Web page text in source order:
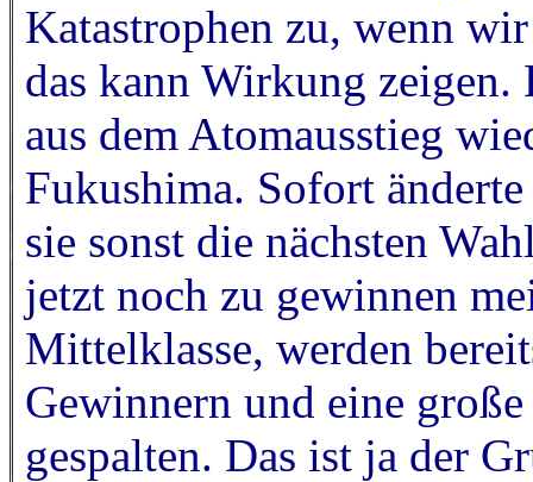
Katastrophen zu, wenn
das kann Wirkung
aus dem Atomausstieg
Fukushima. Sofort
sie sonst die nächsten
jetzt noch zu gewinnen
Mittelklasse, werden
Gewinnern und eine
gespalten. Das ist ja der